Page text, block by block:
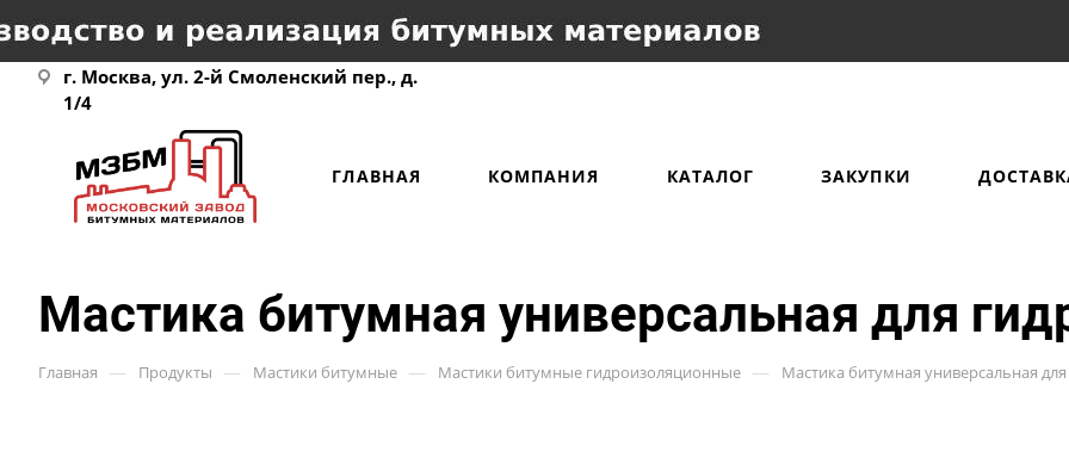
г. Москва, ул. 2-й Смоленский пер., д.
1/4
ГЛАВНАЯ КОМПАНИЯ КАТАЛОГ ЗАКУПКИ
Мастика битумная универсальная для
Главная — Продукты — Мастики битумные — Мастики битумные гидроизоляционные — Мастика битумная универсальная